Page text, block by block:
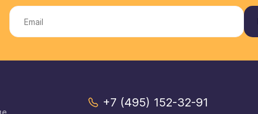
+7 (495) 152-32-91